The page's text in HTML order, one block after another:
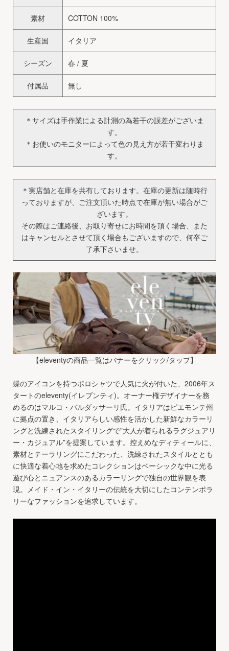
素材 COTTON 100%
生産国 イタリア
シーズン 春 / 夏
付属品 無し
＊サイズは手作業による計測の為若干の誤差がございま
す。
＊お使いのモニターによって色の見え方が若干変わりま
す。
＊実店舗と在庫を共有しております。在庫の更新は随時行
っておりますが、ご注文頂いた時点で在庫が無い場合がご
ざいます。
その際はご連絡後、お取り寄せにお時間を頂く場合、また
はキャンセルとさせて頂く場合もございますので、何卒ご
了承下さいませ。
【eleventyの商品一覧はバナーをクリック/タップ】
蝶のアイコンを持つポロシャツで人気に火が付いた、2006年ス
タートのeleventy(イレブンティ)。オーナー権デザイナーを務
めるのはマルコ・バルダッサーリ氏。イタリアはピエモンテ州
に拠点の置き、イタリアらしい感性を活かした新鮮なカラーリ
ングと洗練されたスタイリングで”大人が着られるラグジュアリ
ー・カジュアル”を提案しています。控えめなディティールに、
素材とテーラリングにこだわった、洗練されたスタイルととも
に快適な着心地を求めたコレクションはベーシックな中に光る
遊び心とニュアンスのあるカラーリングで独自の世界観を表
現。メイド・イン・イタリーの伝統を大切にしたコンテンポラ
リーなファッションを追求しています。